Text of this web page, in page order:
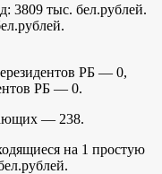
3809 тыс. бел.рублей.
РБ — 0,
РБ — 0.
— 238.
на 1 простую